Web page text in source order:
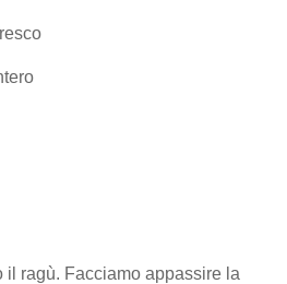
il ragù. Facciamo appassire la